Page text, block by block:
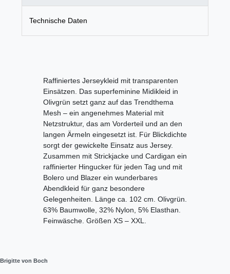
Technische Daten
Raffiniertes Jerseykleid mit transparenten
Einsätzen. Das superfeminine Midikleid in
Olivgrün setzt ganz auf das Trendthema
Mesh – ein angenehmes Material mit
Netzstruktur, das am Vorderteil und an den
langen Ärmeln eingesetzt ist. Für Blickdichte
sorgt der gewickelte Einsatz aus Jersey.
Zusammen mit Strickjacke und Cardigan ein
raffinierter Hingucker für jeden Tag und mit
Bolero und Blazer ein wunderbares
Abendkleid für ganz besondere
Gelegenheiten. Länge ca. 102 cm. Olivgrün.
63% Baumwolle, 32% Nylon, 5% Elasthan.
Feinwäsche. Größen XS – XXL.
Brigitte von Boch